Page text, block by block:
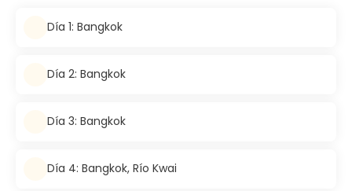
Día 1: Bangkok
Día 2: Bangkok
Día 3: Bangkok
Día 4: Bangkok, Río Kwai